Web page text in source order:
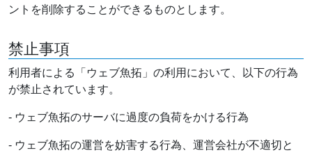
ントを削除することができるものとします。
禁止事項
利用者による「ウェブ魚拓」の利用において、以下の行為
が禁止されています。
- ウェブ魚拓のサーバに過度の負荷をかける行為
- ウェブ魚拓の運営を妨害する行為、運営会社が不適切と